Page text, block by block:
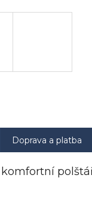
Doprava a platba